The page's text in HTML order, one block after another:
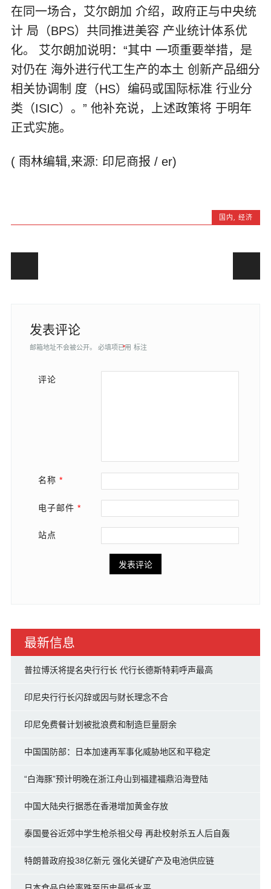
在同一场合，艾尔朗加 介绍，政府正与中央统
计 局（BPS）共同推进美容 产业统计体系优
化。 艾尔朗加说明：“其中 一项重要举措，是
对仍在 海外进行代工生产的本土 创新产品细分
相关协调制 度（HS）编码或国际标准 行业分
类（ISIC）。” 他补充说，上述政策将 于明年
正式实施。
( 雨林编辑,来源: 印尼商报 / er)
国内,经济
发表评论
邮箱地址不会被公开。 必填项已用
* 标注
评论
名称 *
电子邮件 *
站点
最新信息
普拉博沃将提名央行行长 代行长德斯特莉呼声最高
印尼央行行长闪辞或因与财长理念不合
印尼免费餐计划被批浪费和制造巨量厨余
中国国防部：日本加速再军事化威胁地区和平稳定
“白海豚”预计明晚在浙江舟山到福建福鼎沿海登陆
中国大陆央行据悉在香港增加黄金存放
泰国曼谷近郊中学生枪杀祖父母 再赴校射杀五人后自轰
特朗普政府投38亿新元 强化关键矿产及电池供应链